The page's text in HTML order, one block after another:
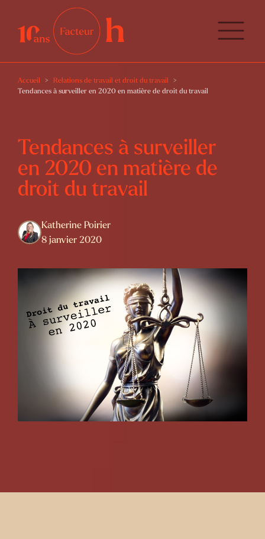
Accueil
Relations de travail et droit du travail
Tendances à surveiller en 2020 en matière de droit du travail
Tendances à surveiller
en 2020 en matière de
droit du travail
Katherine Poirier
8 janvier 2020